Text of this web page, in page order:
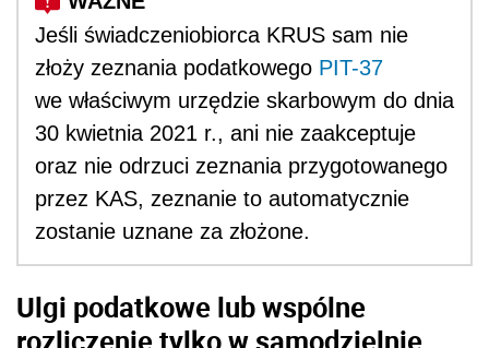
Jeśli świadczeniobiorca KRUS sam nie
złoży zeznania podatkowego PIT-37
we właściwym urzędzie skarbowym do dnia
30 kwietnia 2021 r., ani nie zaakceptuje
oraz nie odrzuci zeznania przygotowanego
przez KAS, zeznanie to automatycznie
zostanie uznane za złożone.
Ulgi podatkowe lub wspólne
rozliczenie tylko w samodzielnie